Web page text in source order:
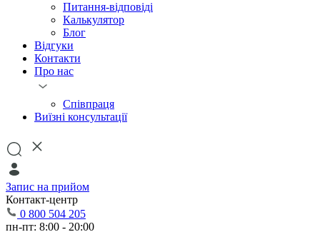
Питання-відповіді
Калькулятор
Блог
Відгуки
Контакти
Про нас
Співпраця
Виїзні консультації
Запис на прийом
Контакт-центр
0 800 504 205
пн-пт: 8:00 - 20:00